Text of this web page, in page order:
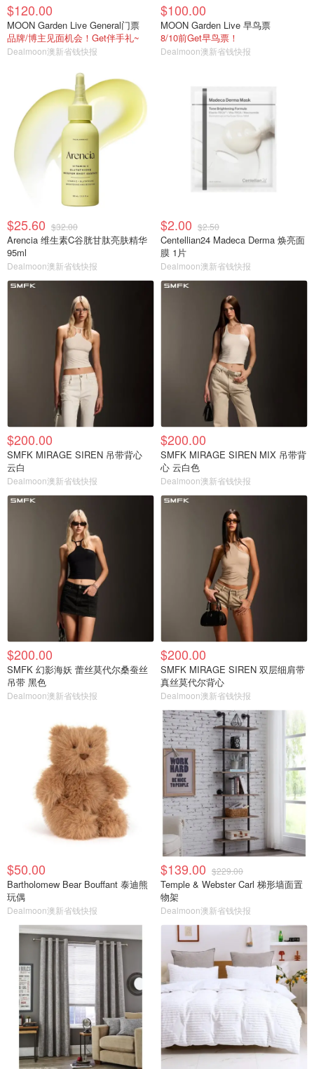
$120.00
MOON Garden Live General门票
品牌/博主见面机会！Get伴手礼~
Dealmoon澳新省钱快报
$100.00
MOON Garden Live 早鸟票
8/10前Get早鸟票！
Dealmoon澳新省钱快报
$25.60 $32.00
Arencia 维生素C谷胱甘肽亮肤精华
95ml
Dealmoon澳新省钱快报
$2.00 $2.50
Centellian24 Madeca Derma 焕亮面
膜 1片
Dealmoon澳新省钱快报
$200.00
SMFK MIRAGE SIREN 吊带背心
云白
Dealmoon澳新省钱快报
$200.00
SMFK MIRAGE SIREN MIX 吊带背
心 云白色
Dealmoon澳新省钱快报
$200.00
SMFK 幻影海妖 蕾丝莫代尔桑蚕丝
吊带 黑色
Dealmoon澳新省钱快报
$200.00
SMFK MIRAGE SIREN 双层细肩带
真丝莫代尔背心
Dealmoon澳新省钱快报
$50.00
Bartholomew Bear Bouffant 泰迪熊
玩偶
Dealmoon澳新省钱快报
$139.00 $229.00
Temple & Webster Carl 梯形墙面置
物架
Dealmoon澳新省钱快报